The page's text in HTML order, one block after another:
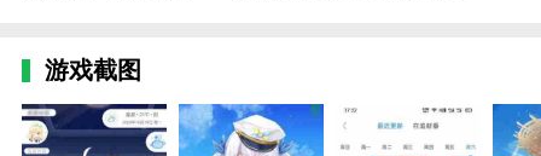
游戏截图